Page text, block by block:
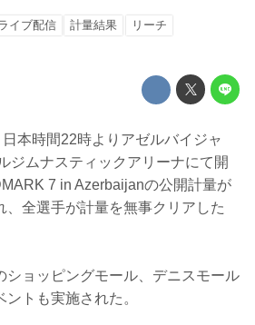
イブ配信 計量結果
リーチ
本時間22時よりアゼルバイジャ
ジムナスティックアリーナにて開
7 in Azerbaijanの公開計量が
、全選手が計量を無事クリアした
ショッピングモール、デニスモール
トも実施された。